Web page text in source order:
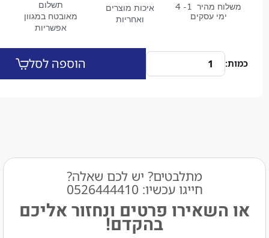
משלוח מהיר 1- 4
איכות מוצרים
תשלום
מאובטח במגוון
הוספה לסל
מתלבטים? יש לכם שאלה?
חייגו עכשיו: 0526444410​
פרטים ונחזור אליכם
בהקדם!